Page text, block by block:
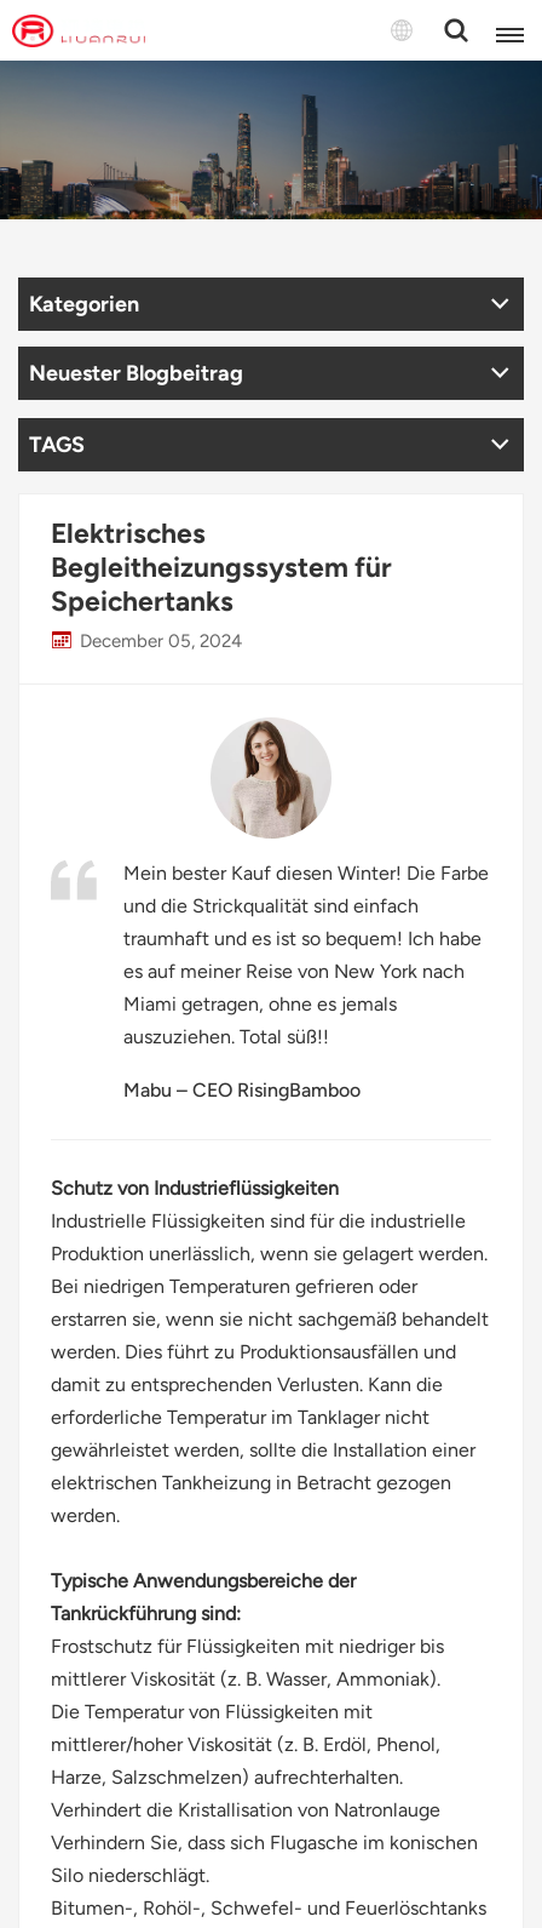
Deutsch
English
français
español
português
Polski
Kategorien
Neuester Blogbeitrag
TAGS
Elektrisches
Begleitheizungssystem für
Speichertanks
December 05, 2024
Mein bester Kauf diesen Winter! Die Farbe
und die Strickqualität sind einfach
traumhaft und es ist so bequem! Ich habe
es auf meiner Reise von New York nach
Miami getragen, ohne es jemals
auszuziehen. Total süß!!
Mabu – CEO RisingBamboo
Schutz von Industrieflüssigkeiten
Industrielle Flüssigkeiten sind für die industrielle
Produktion unerlässlich, wenn sie gelagert werden.
Bei niedrigen Temperaturen gefrieren oder
erstarren sie, wenn sie nicht sachgemäß behandelt
werden. Dies führt zu Produktionsausfällen und
damit zu entsprechenden Verlusten. Kann die
erforderliche Temperatur im Tanklager nicht
gewährleistet werden, sollte die Installation einer
elektrischen Tankheizung in Betracht gezogen
werden.
Typische Anwendungsbereiche der
Tankrückführung sind:
Frostschutz für Flüssigkeiten mit niedriger bis
mittlerer Viskosität (z. B. Wasser, Ammoniak).
Die Temperatur von Flüssigkeiten mit
mittlerer/hoher Viskosität (z. B. Erdöl, Phenol,
Harze, Salzschmelzen) aufrechterhalten.
Verhindert die Kristallisation von Natronlauge
Verhindern Sie, dass sich Flugasche im konischen
Silo niederschlägt.
Bitumen-, Rohöl-, Schwefel- und Feuerlöschtanks